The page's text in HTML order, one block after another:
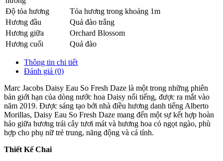
Độ tỏa hương
Tỏa hương trong khoảng 1m
Hương đầu
Quả đào trắng
Hương giữa
Orchard Blossom
Hương cuối
Quả đào
Thông tin chi tiết
Đánh giá (0)
Marc Jacobs Daisy Eau So Fresh Daze là một trong những phiên
bản giới hạn của dòng nước hoa Daisy nổi tiếng, được ra mắt vào
năm 2019. Được sáng tạo bởi nhà điều hương danh tiếng Alberto
Morillas, Daisy Eau So Fresh Daze mang đến một sự kết hợp hoàn
hảo giữa hương trái cây tươi mát và hương hoa cỏ ngọt ngào, phù
hợp cho phụ nữ trẻ trung, năng động và cá tính.
Thiết Kế Chai